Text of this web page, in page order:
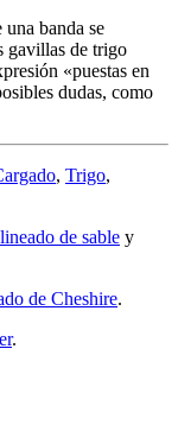
banda se
gavillas de trigo
«puestas en
dudas, como
, Trigo,
de sable y
de Cheshire.
.